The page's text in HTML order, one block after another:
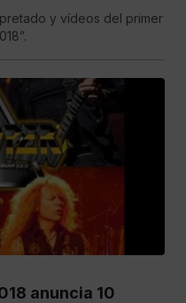
y vídeos del primer
anuncia 10